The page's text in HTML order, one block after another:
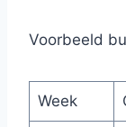
Voorbeeld
Week